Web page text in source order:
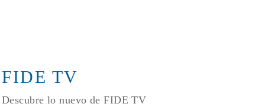
FIDE TV
Descubre lo nuevo de FIDE TV